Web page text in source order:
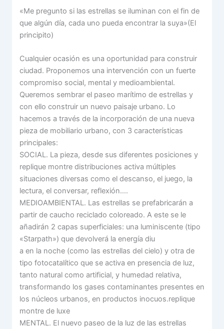
«Me pregunto si las estrellas se iluminan con el fin de
que algún día, cada uno pueda encontrar la suya»(El
principito)
Cualquier ocasión es una oportunidad para construir
ciudad. Proponemos una intervención con un fuerte
compromiso social, mental y medioambiental.
Queremos sembrar el paseo marítimo de estrellas y
con ello construir un nuevo paisaje urbano. Lo
hacemos a través de la incorporación de una nueva
pieza de mobiliario urbano, con 3 características
principales:
SOCIAL. La pieza, desde sus diferentes posiciones y
replique montre distribuciones activa múltiples
situaciones diversas como el descanso, el juego, la
lectura, el conversar, reflexión….
MEDIOAMBIENTAL. Las estrellas se prefabricarán a
partir de caucho reciclado coloreado. A este se le
añadirán 2 capas superficiales: una luminiscente (tipo
«Starpath») que devolverá la energía diu
a en la noche (como las estrellas del cielo) y otra de
tipo fotocatalítico que se activa en presencia de luz,
tanto natural como artificial, y humedad relativa,
transformando los gases contaminantes presentes en
los núcleos urbanos, en productos inocuos.replique
montre de luxe
MENTAL. El nuevo paseo de la luz de las estrellas